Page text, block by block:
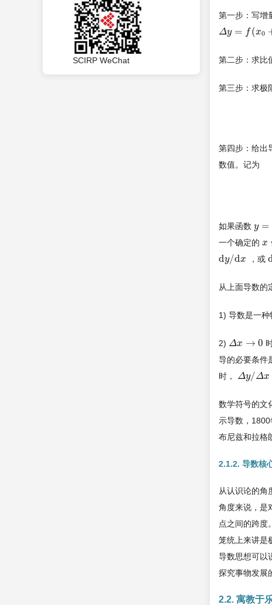
第一步：写增
Δy = f (x0
Δy= (x +Δx)− f
第二步：求比
第三步：求极
第四步：给出
数值。记为
如果函数 y =
y=f(x
一个确定的 x
x
dy/dx
dy/dx ，或 d
从上面导数的
1) 导数是一种
2) Δx → 0
Δx→ 0
导的必要条件
时， Δy/Δx
Δy/Δx
数学符号的文
示导数，
布尼兹和拉格
2.1.2. 导数核
从认识论的角
角度来说，是
点之间的跨度
笼统上来讲是
导数思想可以
探究事物发展
2.2. 寓教于
SCIRP WeChat